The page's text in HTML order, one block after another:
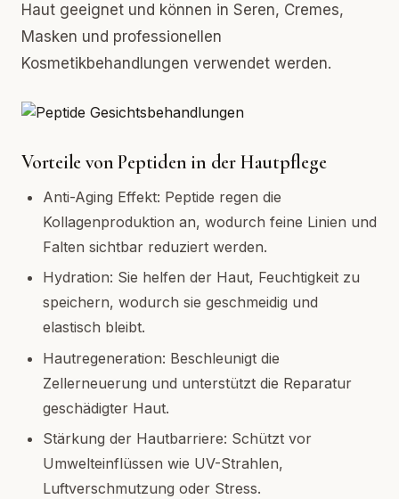
Haut geeignet und können in Seren, Cremes,
Masken und professionellen
Kosmetikbehandlungen verwendet werden.
Vorteile von Peptiden in der Hautpflege
Anti-Aging Effekt: Peptide regen die
Kollagenproduktion an, wodurch feine Linien und
Falten sichtbar reduziert werden.
Hydration: Sie helfen der Haut, Feuchtigkeit zu
speichern, wodurch sie geschmeidig und
elastisch bleibt.
Hautregeneration: Beschleunigt die
Zellerneuerung und unterstützt die Reparatur
geschädigter Haut.
Stärkung der Hautbarriere: Schützt vor
Umwelteinflüssen wie UV-Strahlen,
Luftverschmutzung oder Stress.